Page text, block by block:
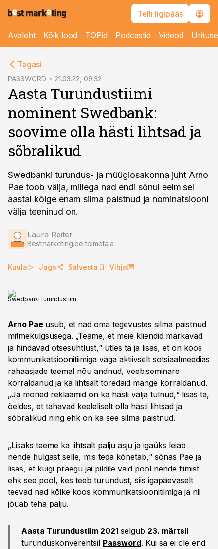
Telli ligipääs
Avaleht Kõik lood TOPid Podcastid Videod
Tagasi
PASSWORD 21.03.22, 09:32
Aasta Turundustiimi
nominent Swedbank:
soovime olla hästi lihtsad ja
sõbralikud
Swedbanki turundus- ja müügiosakonna juht Arno
Pae toob välja, millega nad endi sõnul eelmisel
aastal kõige enam silma paistnud ja nominatsiooni
välja teeninud on.
Laura Reiter
Bestmarketing.ee toimetaja
Kuula Jaga Salvesta Vihja
Swedbanki turundustiim
Arno Pae usub, et nad oma tegevustes silma paistnud
mitmekülgsusega. „Teame, et meie kliendid märkavad
ja hindavad otsesuhtlust,“ ütles ta ja lisas, et on koos
kommunikatsioonitiimiga väga aktiivselt sotsiaalmeedias
rahaasjade teemal nõu andnud, veebiseminare
korraldanud ja ka lihtsalt toredaid mänge korraldanud.
„Ja mõned reklaamid on ka hästi välja tulnud,“ lisas ta,
öeldes, et tahavad keeleliselt olla hästi lihtsad ja
sõbralikud ning ehk on ka see silma paistnud.
„Lisaks teeme ka lihtsalt palju asju ja igaüks leiab
nende hulgast selle, mis teda kõnetab,“ sõnas Pae ja
lisas, et kuigi praegu jäi pildile vaid pool nende tiimist
ehk see pool, kes teeb turundust, siis igapäevaselt
teevad nad kõike koos kommunikatsioonitiimiga ja nii
jõuab teha palju.
Aasta Turundustiim 2021 selgub 23. märtsil
turunduskonverentsil Password. Kui sa ei ole end